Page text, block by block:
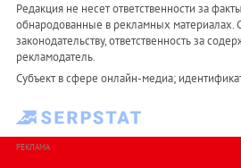
Редакция не несет ответственности за
обнародованные в рекламных материалах.
законодательству, ответственность за
рекламодатель.
Субъект в сфере онлайн-медиа;
РЕКЛАМА